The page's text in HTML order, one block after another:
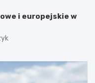
i europejskie w